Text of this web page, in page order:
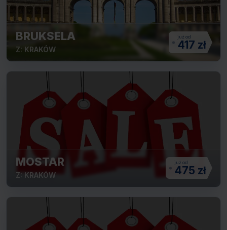
BRUKSELA
Z: KRAKÓW 417 zł
MOSTAR
Z: KRAKÓW 475 zł